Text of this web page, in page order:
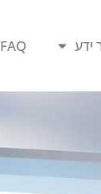
ידע FAQ